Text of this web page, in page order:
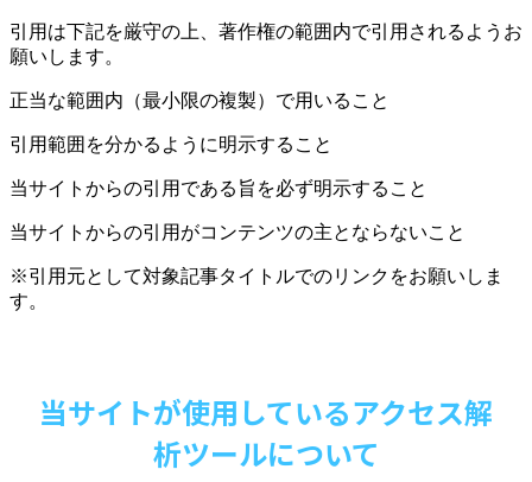
引用は下記を厳守の上、著作権の範囲内で引用されるようお
願いします。
正当な範囲内（最小限の複製）で用いること
引用範囲を分かるように明示すること
当サイトからの引用である旨を必ず明示すること
当サイトからの引用がコンテンツの主とならないこと
※引用元として対象記事タイトルでのリンクをお願いしま
す。
当サイトが使用しているアクセス解
析ツールについて